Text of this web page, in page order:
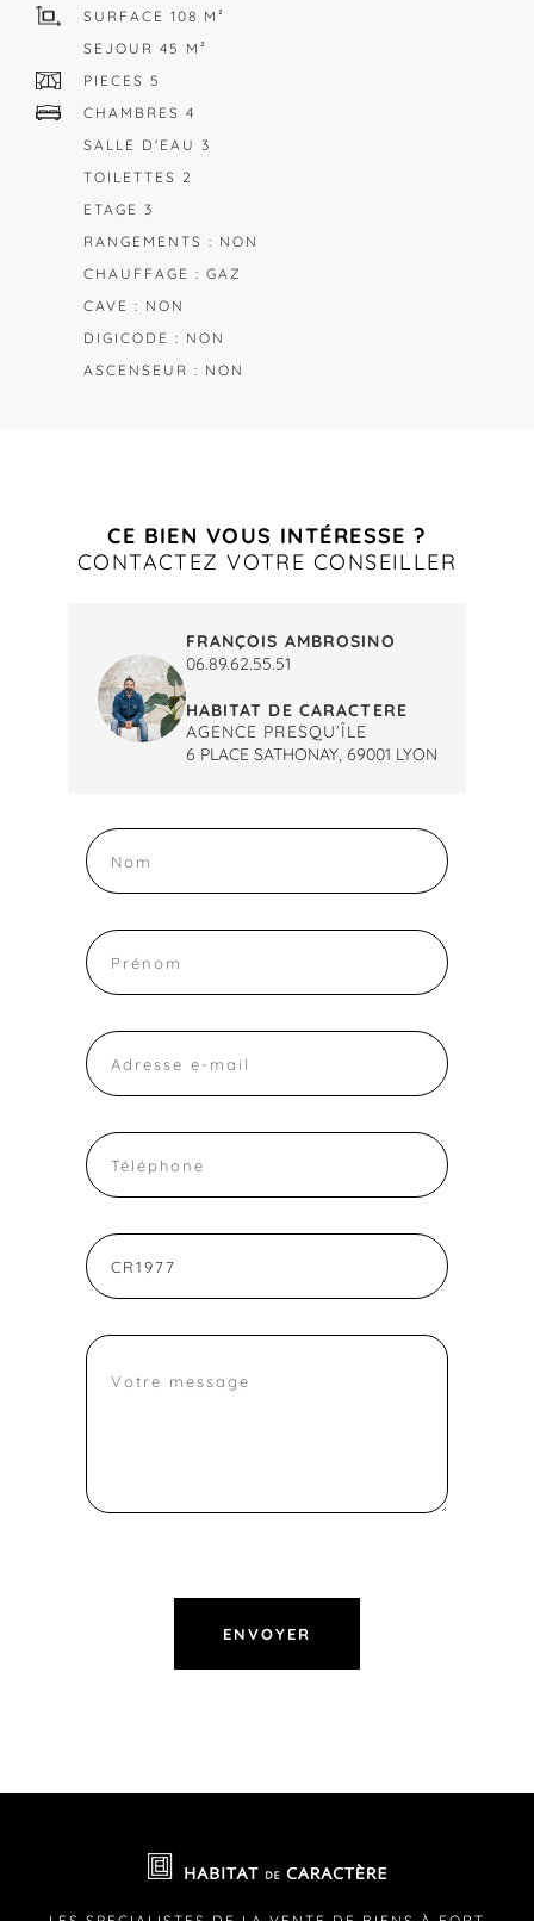
SURFACE 108 M²
SEJOUR 45 M²
PIECES 5
CHAMBRES 4
SALLE D'EAU 3
TOILETTES 2
ETAGE 3
RANGEMENTS : NON
CHAUFFAGE : GAZ
CAVE : NON
DIGICODE : NON
ASCENSEUR : NON
CE BIEN VOUS INTÉRESSE ?
CONTACTEZ VOTRE CONSEILLER
FRANÇOIS AMBROSINO
06.89.62.55.51
HABITAT DE CARACTERE
AGENCE PRESQU’ÎLE
6 PLACE SATHONAY, 69001 LYON